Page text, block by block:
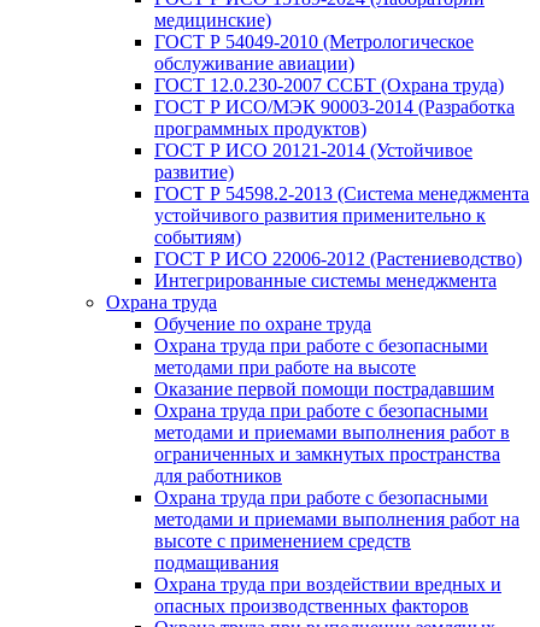
медицинские)
ГОСТ Р 54049-2010 (Метрологическое
обслуживание авиации)
ГОСТ 12.0.230-2007 ССБТ (Охрана труда)
ГОСТ Р ИСО/МЭК 90003-2014 (Разработка
программных продуктов)
ГОСТ Р ИСО 20121-2014 (Устойчивое
развитие)
ГОСТ Р 54598.2-2013 (Система менеджмента
устойчивого развития применительно к
событиям)
ГОСТ Р ИСО 22006-2012 (Растениеводство)
Интегрированные системы менеджмента
Охрана труда
Обучение по охране труда
Охрана труда при работе с безопасными
методами при работе на высоте
Оказание первой помощи пострадавшим
Охрана труда при работе с безопасными
методами и приемами выполнения работ в
ограниченных и замкнутых пространства
для работников
Охрана труда при работе с безопасными
методами и приемами выполнения работ на
высоте с применением средств
подмащивания
Охрана труда при воздействии вредных и
опасных производственных факторов